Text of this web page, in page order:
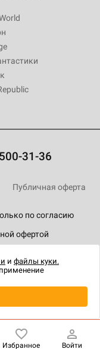
31-36
по согласию
офертой
Публичная оферта
Избранное Войти
и файлы куки.